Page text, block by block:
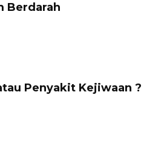
Berdarah
Penyakit Kejiwaan ?